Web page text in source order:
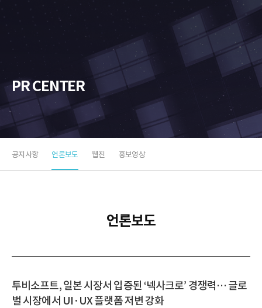
PR CENTER
공지사항 언론보도 웹진 홍보영상
언론보도
투비소프트, 일본 시장서 입증된 ‘넥사크로’ 경쟁력… 글로
벌 시장에서 UI·UX 플랫폼 저변 강화